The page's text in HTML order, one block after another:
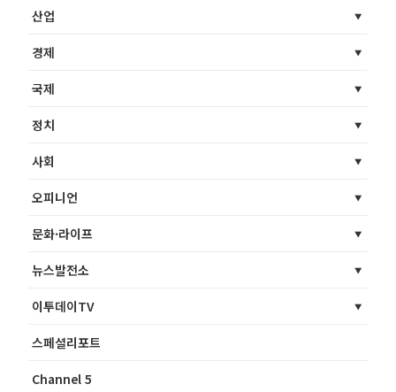
산업
경제
국제
정치
사회
오피니언
문화·라이프
뉴스발전소
이투데이TV
스페셜리포트
Channel 5